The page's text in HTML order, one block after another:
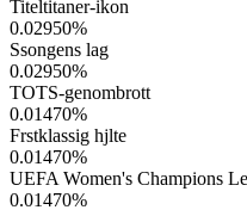
Titeltitaner-ikon
0.02950%
Ssongens lag
0.02950%
TOTS-genombrott
0.01470%
Frstklassig hjlte
0.01470%
UEFA Women's Champions
0.01470%